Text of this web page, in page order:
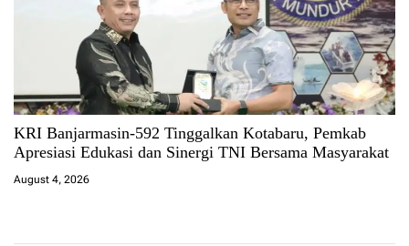
KRI Banjarmasin-592 Tinggalkan Kotabaru, Pemkab
Apresiasi Edukasi dan Sinergi TNI Bersama Masyarakat
August 4, 2026